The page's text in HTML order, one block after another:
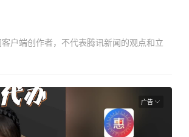
户端创作者，不代表腾讯新闻的观点和立
广告